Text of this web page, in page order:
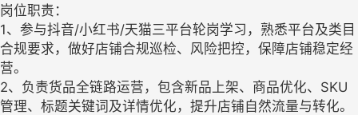
岗位职责：
1、参与抖音/小红书/天猫三平台轮岗学习，熟悉平台及类目
合规要求，做好店铺合规巡检、风险把控，保障店铺稳定经
营。
2、负责货品全链路运营，包含新品上架、商品优化、SKU
管理、标题关键词及详情优化，提升店铺自然流量与转化。